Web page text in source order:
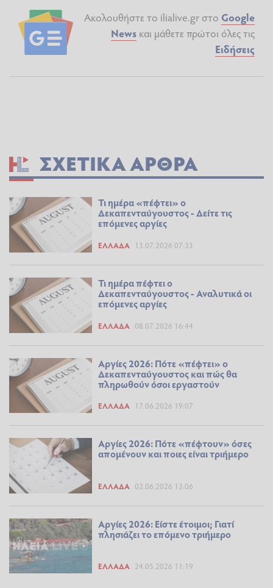
Ακολουθήστε το ilialive.gr στο Google
News και μάθετε πρώτοι όλες τις
Ειδήσεις
ΣΧΕΤΙΚΆ ΆΡΘΡΑ
Τι ημέρα «πέφτει» ο
Δεκαπενταύγουστος - Δείτε τις
επόμενες αργίες
ΕΛΛΆΔΑ 13.07.2026 07:33
Τι ημέρα πέφτει ο
Δεκαπενταύγουστος - Αναλυτικά οι
επόμενες αργίες
ΕΛΛΆΔΑ 08.07.2026 16:44
Αργίες 2026: Πότε «πέφτει» ο
Δεκαπενταύγουστος και πώς θα
πληρωθούν όσοι εργαστούν
ΕΛΛΆΔΑ 17.06.2026 19:07
Αργίες 2026: Πότε «πέφτουν» όσες
απομένουν και ποιες είναι τριήμερο
ΕΛΛΆΔΑ 02.06.2026 13:06
Αργίες 2026: Είστε έτοιμοι; Γιατί
πλησιάζει το επόμενο τριήμερο
ΕΛΛΆΔΑ 24.05.2026 11:19